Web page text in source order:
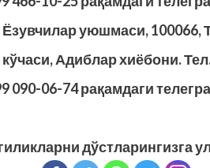
Ёзувчилар уюшмаси, 100066,
Адиблар хиёбони.
090-06-74 рақамдаги
дўстларингизга